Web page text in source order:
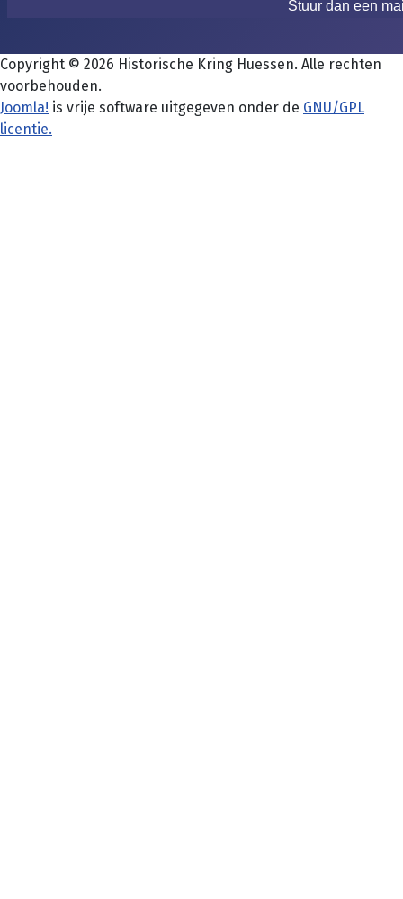
Stuur dan een
Copyright © 2026 Historische Kring Huessen. Alle rechten
voorbehouden.
Joomla! is vrije software uitgegeven onder de GNU/GPL
licentie.